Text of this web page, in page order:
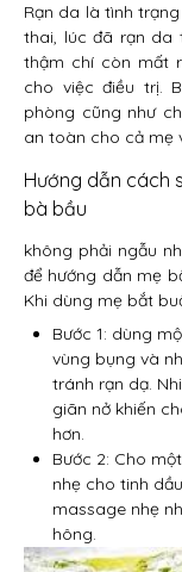
Rạn da là tình
thai, lúc đã rạn da
thậm chí còn mất
cho việc điều trị.
phòng cũng như
an toàn cho cả mẹ
Hướng dẫn cách
bà bầu
không phải ngẫu
để hướng dẫn mẹ
Khi dùng mẹ bắt
Bước 1: dùng
vùng bụng và
tránh rạn dạ.
giãn nở khiến
hơn.
Bước 2: Cho
nhẹ cho tinh
massage nhẹ
hông.